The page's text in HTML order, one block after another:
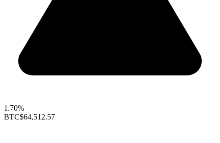
1.70%
BTC$64,512.57